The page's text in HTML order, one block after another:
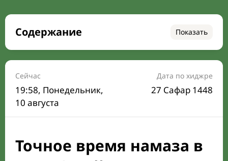
Содержание Показать
Время намаза на сегодня
Расписание на месяц
Время Сухура и Ифтара на сегодня
Календарь рамадана
Направление киблы
Сейчас
19:59, Понедельник,
10 августа
Дата по хиджре
27 Сафар 1448
Точное время намаза в